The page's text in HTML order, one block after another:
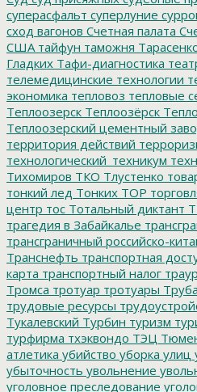
суперасфальт суперлуние
сход вагонов Счетная палата
США тайфун таможня
Гладких Тафи-диагностика
телемедицинские технологии
экономика тепловоз тепловые
Теплоозерск Теплоозёрск
Теплоозерский цементный
территория действий
технологический_техникум
Тихомиров ТКО Тлустенко
тонкий лед Тонких ТОР
центр тос Тотальный диктант
трагедия в Забайкалье
трансграничный российско-
Транснефть транспортная
карта транспортный налог траур
Тромса тротуар тротуары
трудовые ресурсы
Тукалевский Турбин туризм
турфирма тхэквондо ТЭЦ
атлетика убийство уборка улиц
убыточность увольнение
уголовное преследование